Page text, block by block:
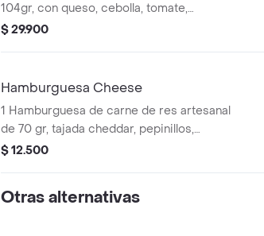
104gr, con queso, cebolla, tomate,
lechuga, salsa presto y salsa de tomate.
$ 29.900
Hamburguesa Cheese
1 Hamburguesa de carne de res artesanal
de 70 gr, tajada cheddar, pepinillos,
cebolla, salsa de tomate y salsa mostaza.
$ 12.500
Otras alternativas